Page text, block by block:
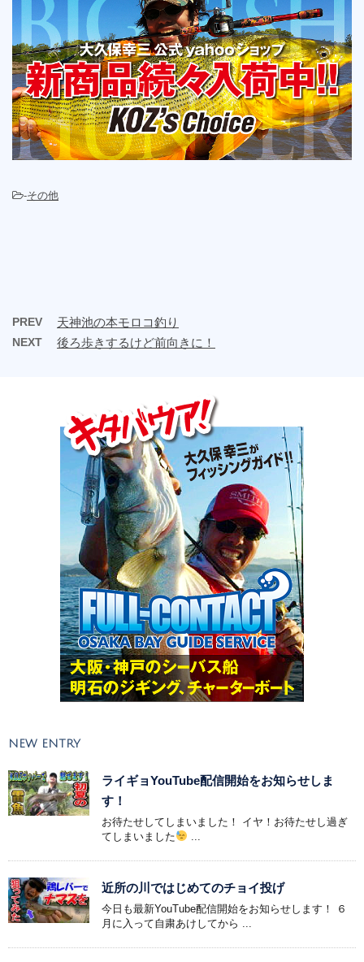
-その他
PREV 天神池の本モロコ釣り
NEXT 後ろ歩きするけど前向きに！
NEW ENTRY
ライギョYouTube配信開始をお知らせしま
す！
お待たせしてしまいました！ イヤ！お待たせし過ぎ
てしまいました
近所の川ではじめてのチョイ投げ
今日も最新YouTube配信開始をお知らせします！ ６
月に入って自粛あけしてから ...